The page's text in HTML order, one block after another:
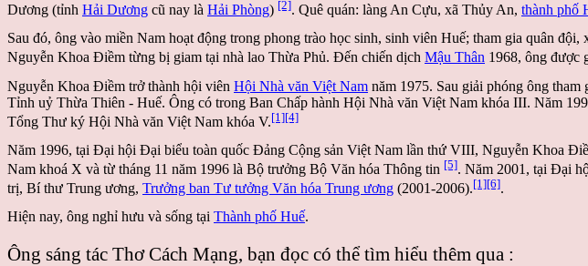
Dương (tỉnh Hải Dương cũ nay là Hải Phòng) [2]. Quê quán: làng An Cựu, xã Thủy An, thành phố
Sau đó, ông vào miền Nam hoạt động trong phong trào học sinh, sinh viên Huế; tham gia quân đội,
Nguyễn Khoa Điềm từng bị giam tại nhà lao Thừa Phủ. Đến chiến dịch Mậu Thân 1968, ông được
Nguyễn Khoa Điềm trở thành hội viên Hội Nhà văn Việt Nam năm 1975. Sau giải phóng ông
Tỉnh uỷ Thừa Thiên - Huế. Ông có trong Ban Chấp hành Hội Nhà văn Việt Nam khóa III. Năm
Tổng Thư ký Hội Nhà văn Việt Nam khóa V.[1][4]
Năm 1996, tại Đại hội Đại biểu toàn quốc Đảng Cộng sản Việt Nam lần thứ VIII, Nguyễn Khoa
Nam khoá X và từ tháng 11 năm 1996 là Bộ trưởng Bộ Văn hóa Thông tin [5]. Năm 2001, tại Đại
trị, Bí thư Trung ương, Trưởng ban Tư tưởng Văn hóa Trung ương (2001-2006).[1][6].
Hiện nay, ông nghỉ hưu và sống tại Thành phố Huế.
Ông sáng tác Thơ Cách Mạng, bạn đọc có thể tìm hiểu thêm qua :